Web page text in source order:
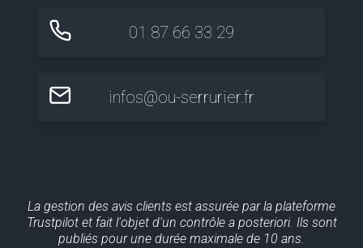
01 87 66 33 29
infos@ou-serrurier.fr
La gestion des avis clients est assurée par la plateforme
Trustpilot et fait l'objet d'un contrôle a posteriori. Ils sont
publiés pour une durée maximale de 10 ans.